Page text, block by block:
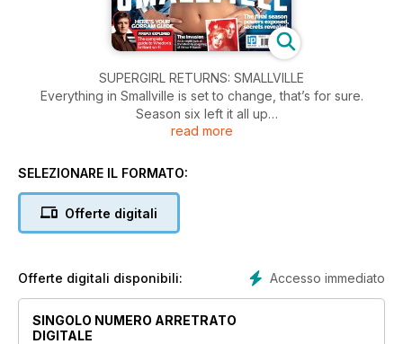
SUPERGIRL RETURNS: SMALLVILLE
Everything in Smallville is set to change, that’s for sure.
Season six left it all up
in the air. Did Lana die when her SUV exploded? Had Chloe
brought Lois back to life? What happened to Lionel, and to
herring status? Season seven answers all this and more but
there is one new development that overshadows everything
wasn’t the only one to survive his parent planet’s demise.
read more
SELEZIONARE IL FORMATO:
Offerte digitali
Accesso immediato
Offerte digitali disponibili:
SINGOLO NUMERO ARRETRATO
DIGITALE